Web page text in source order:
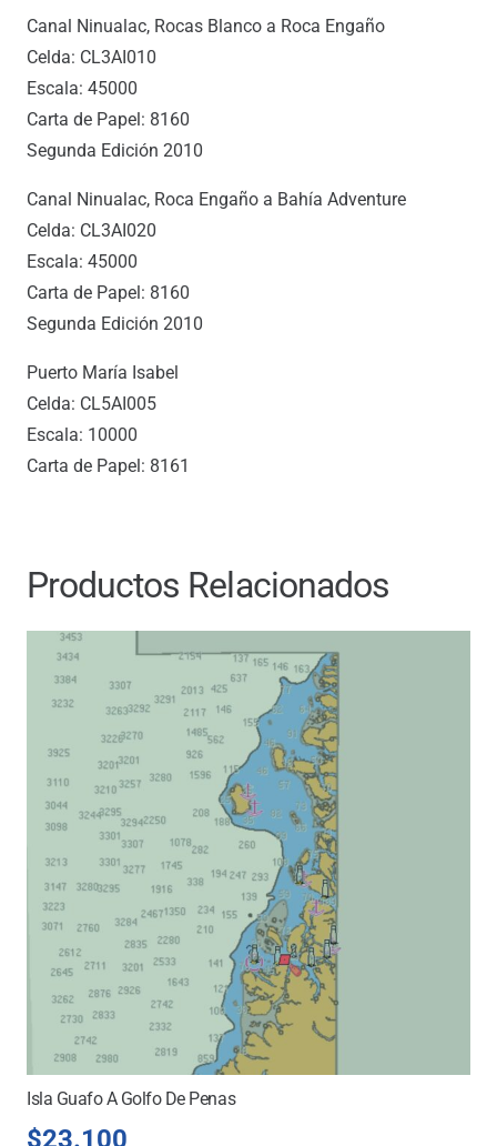
Canal Ninualac, Rocas Blanco a Roca Engaño
Celda: CL3AI010
Escala: 45000
Carta de Papel: 8160
Segunda Edición 2010
Canal Ninualac, Roca Engaño a Bahía Adventure
Celda: CL3AI020
Escala: 45000
Carta de Papel: 8160
Segunda Edición 2010
Puerto María Isabel
Celda: CL5AI005
Escala: 10000
Carta de Papel: 8161
Productos Relacionados
Isla Guafo A Golfo De Penas
$23.100